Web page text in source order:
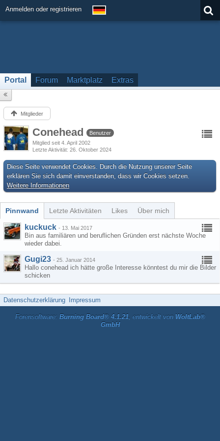
Anmelden oder registrieren
Portal Forum Marktplatz Extras
Mitglieder
Conehead
Benutzer
Mitglied seit 4. April 2002
Letzte Aktivität 26. Oktober 2024
Diese Seite verwendet Cookies. Durch die Nutzung unserer Seite
erklären Sie sich damit einverstanden, dass wir Cookies setzen.
Weitere Informationen
Pinnwand Letzte Aktivitäten Likes Über mich
kuckuck - 13. Mai 2017
Bin aus familiären und beruflichen Gründen erst nächste Woche
wieder dabei.
Gugi23 - 25. Januar 2014
Hallo conehead ich hätte große Interesse könntest du mir die Bilder
schicken
Datenschutzerklärung Impressum
Forensoftware: Burning Board® 4.1.21, entwickelt von WoltLab®
GmbH